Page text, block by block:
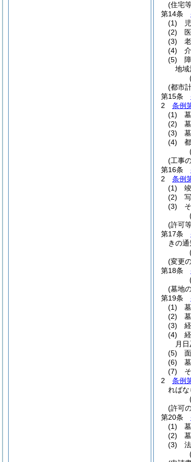
(住宅
第14条
(1)
(2)
(3)
(4)
(5)
地域
(都市
第15条
2
条例
(1)
(2)
(3)
(4)
(工事
第16条
2
条例
(1)
(2)
(3)
(許可
第17条
きの
(変更
第18条
(墓地
第19条
(1)
(2)
(3)
(4)
月
(5)
(6)
(7)
2
条例
ればな
(許可
第20条
(1)
(2)
(3)